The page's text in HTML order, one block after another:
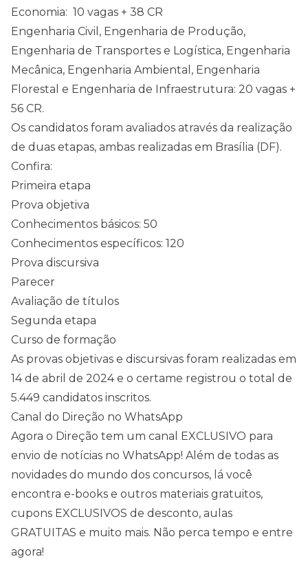
Economia: 10 vagas + 38 CR
Engenharia Civil, Engenharia de Produção,
Engenharia de Transportes e Logística, Engenharia
Mecânica, Engenharia Ambiental, Engenharia
Florestal e Engenharia de Infraestrutura: 20 vagas +
56 CR.
Os candidatos foram avaliados através da realização
de duas etapas, ambas realizadas em Brasília (DF).
Confira:
Primeira etapa
Prova objetiva
Conhecimentos básicos: 50
Conhecimentos específicos: 120
Prova discursiva
Parecer
Avaliação de títulos
Segunda etapa
Curso de formação
As provas objetivas e discursivas foram realizadas em
14 de abril de 2024 e o certame registrou o total de
5.449 candidatos inscritos.
Canal do Direção no WhatsApp
Agora o Direção tem um canal EXCLUSIVO para
envio de notícias no WhatsApp! Além de todas as
novidades do mundo dos concursos, lá você
encontra e-books e outros materiais gratuitos,
cupons EXCLUSIVOS de desconto, aulas
GRATUITAS e muito mais. Não perca tempo e entre
agora!